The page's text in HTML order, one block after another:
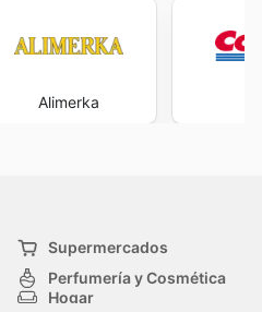
Alimerka
Supermercados
Perfumería y Cosmética
Hogar